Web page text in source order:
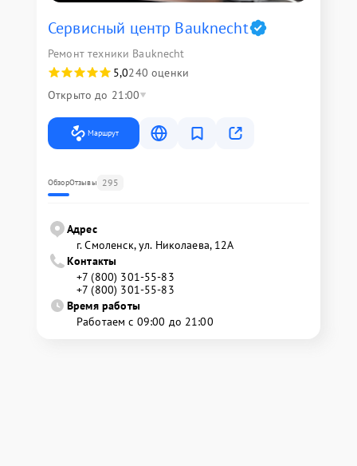
Сервисный центр Bauknecht
Ремонт техники Bauknecht
5,0240 оценки
Открыто до 21:00
Маршрут
ОбзорОтзывы 295
Адрес
г. Смоленск, ул. Николаева, 12А
Контакты
+7 (800) 301-55-83
+7 (800) 301-55-83
Время работы
Работаем с 09:00 до 21:00